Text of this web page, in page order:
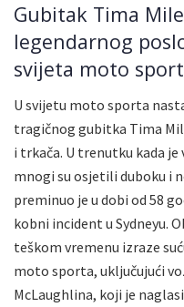
Gubitak Tima
legendarnog
svijeta moto
U svijetu moto sporta
tragičnog gubitka Tima
i trkača. U trenutku kada
mnogi su osjetili duboku i
preminuo je u dobi od 58
kobni incident u Sydneyu.
teškom vremenu izraze
moto sporta, uključujući
McLaughlina, koji je